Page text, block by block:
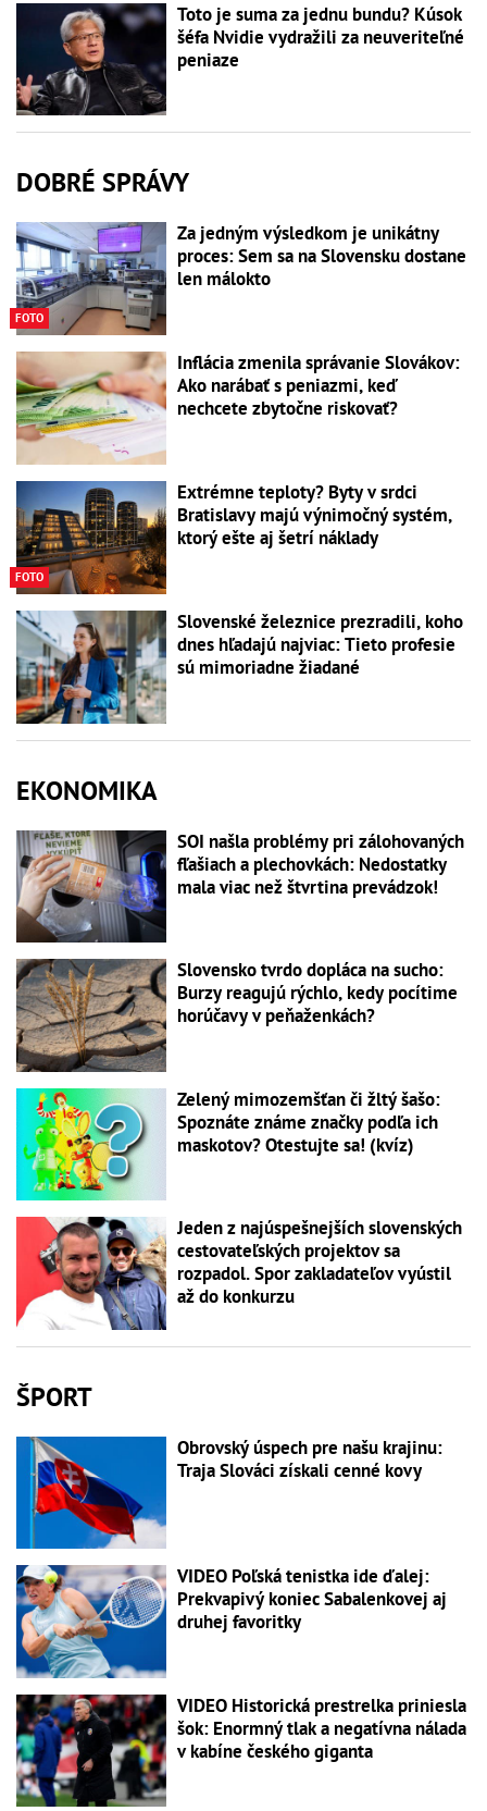
Toto je suma za jednu bundu? Kúsok
šéfa Nvidie vydražili za neuveriteľné
peniaze
DOBRÉ SPRÁVY
FOTO
Za jedným výsledkom je unikátny
proces: Sem sa na Slovensku dostane
len málokto
Inflácia zmenila správanie Slovákov:
Ako narábať s peniazmi, keď
nechcete zbytočne riskovať?
FOTO
Extrémne teploty? Byty v srdci
Bratislavy majú výnimočný systém,
ktorý ešte aj šetrí náklady
Slovenské železnice prezradili, koho
dnes hľadajú najviac: Tieto profesie
sú mimoriadne žiadané
EKONOMIKA
SOI našla problémy pri zálohovaných
fľašiach a plechovkách: Nedostatky
mala viac než štvrtina prevádzok!
Slovensko tvrdo dopláca na sucho:
Burzy reagujú rýchlo, kedy pocítime
horúčavy v peňaženkách?
Zelený mimozemšťan či žltý šašo:
Spoznáte známe značky podľa ich
maskotov? Otestujte sa! (kvíz)
Jeden z najúspešnejších slovenských
cestovateľských projektov sa
rozpadol. Spor zakladateľov vyústil
až do konkurzu
ŠPORT
Obrovský úspech pre našu krajinu:
Traja Slováci získali cenné kovy
VIDEO Poľská tenistka ide ďalej:
Prekvapivý koniec Sabalenkovej aj
druhej favoritky
VIDEO Historická prestrelka priniesla
šok: Enormný tlak a negatívna nálada
v kabíne českého giganta